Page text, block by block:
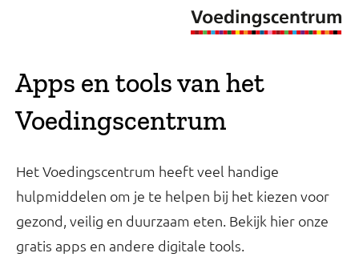
Apps en tools van het
Voedingscentrum
Het Voedingscentrum heeft veel handige
hulpmiddelen om je te helpen bij het kiezen voor
gezond, veilig en duurzaam eten. Bekijk hier onze
gratis apps en andere digitale tools.